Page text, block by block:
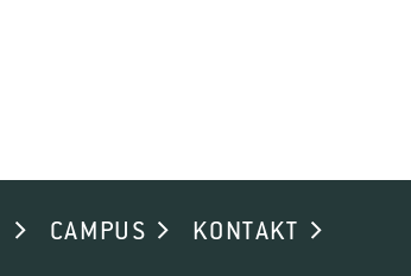
CAMPUS
KONTAKT